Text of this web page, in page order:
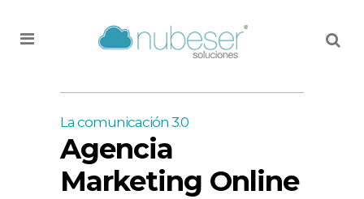
La comunicación 3.0
Agencia
Marketing Online